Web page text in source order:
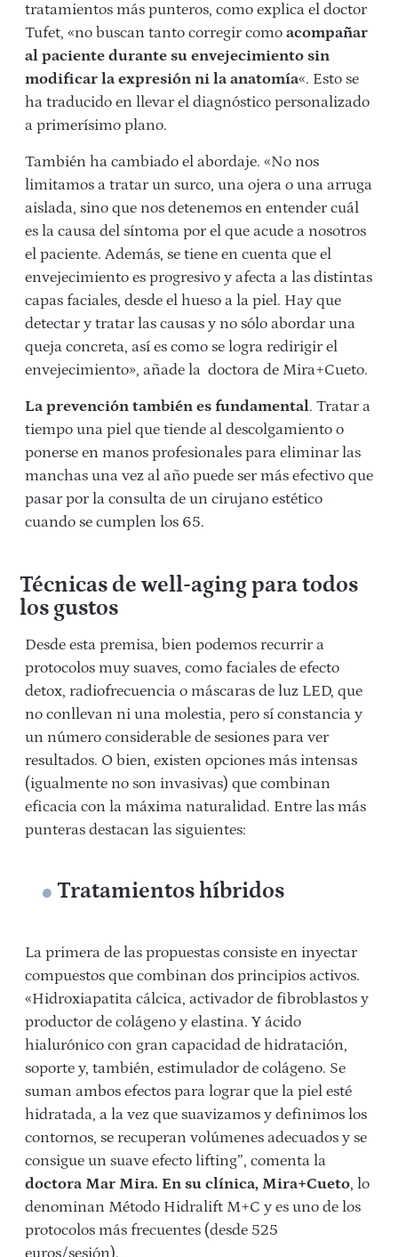
tratamientos más punteros, como explica el doctor
Tufet, «no buscan tanto corregir como acompañar
al paciente durante su envejecimiento sin
modificar la expresión ni la anatomía«. Esto se
ha traducido en llevar el diagnóstico personalizado
a primerísimo plano.
También ha cambiado el abordaje. «No nos
limitamos a tratar un surco, una ojera o una arruga
aislada, sino que nos detenemos en entender cuál
es la causa del síntoma por el que acude a nosotros
el paciente. Además, se tiene en cuenta que el
envejecimiento es progresivo y afecta a las distintas
capas faciales, desde el hueso a la piel. Hay que
detectar y tratar las causas y no sólo abordar una
queja concreta, así es como se logra redirigir el
envejecimiento», añade la doctora de Mira+Cueto.
La prevención también es fundamental. Tratar a
tiempo una piel que tiende al descolgamiento o
ponerse en manos profesionales para eliminar las
manchas una vez al año puede ser más efectivo que
pasar por la consulta de un cirujano estético
cuando se cumplen los 65.
Técnicas de well-aging para todos
los gustos
Desde esta premisa, bien podemos recurrir a
protocolos muy suaves, como faciales de efecto
detox, radiofrecuencia o máscaras de luz LED, que
no conllevan ni una molestia, pero sí constancia y
un número considerable de sesiones para ver
resultados. O bien, existen opciones más intensas
(igualmente no son invasivas) que combinan
eficacia con la máxima naturalidad. Entre las más
punteras destacan las siguientes:
Tratamientos híbridos
La primera de las propuestas consiste en inyectar
compuestos que combinan dos principios activos.
«Hidroxiapatita cálcica, activador de fibroblastos y
productor de colágeno y elastina. Y ácido
hialurónico con gran capacidad de hidratación,
soporte y, también, estimulador de colágeno. Se
suman ambos efectos para lograr que la piel esté
hidratada, a la vez que suavizamos y definimos los
contornos, se recuperan volúmenes adecuados y se
consigue un suave efecto lifting”, comenta la
doctora Mar Mira. En su clínica, Mira+Cueto, lo
denominan Método Hidralift M+C y es uno de los
protocolos más frecuentes (desde 525